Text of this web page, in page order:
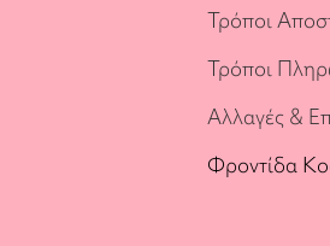
Τρόποι
Τρόποι
Αλλαγές &
Φροντίδα